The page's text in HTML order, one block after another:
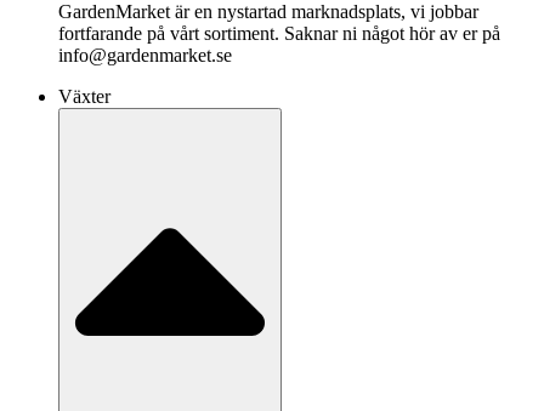
GardenMarket är en nystartad marknadsplats, vi jobbar
fortfarande på vårt sortiment. Saknar ni något hör av er på
info@gardenmarket.se
Växter